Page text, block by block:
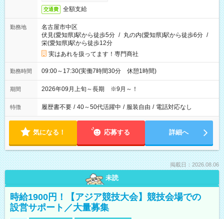
交通費 全額支給
勤務地
名古屋市中区
伏見(愛知県)駅から徒歩5分 / 丸の内(愛知県)駅から徒歩6分 /
栄(愛知県)駅から徒歩12分
実はあれを扱ってます！専門商社
勤務時間 09:00～17:30(実働7時間30分 休憩1時間)
期間 2026年09月上旬～長期 ※9月～！
特徴 履歴書不要 / 40～50代活躍中 / 服装自由 / 電話対応なし
気になる！ 応募する 詳細へ
掲載日：2026.08.06
未読
時給1900円！【アジア競技大会】競技会場での
設営サポート／大量募集